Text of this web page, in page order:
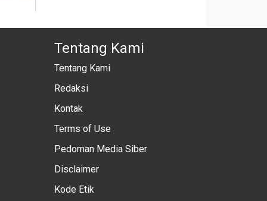
Tentang Kami
Tentang Kami
Redaksi
Kontak
Terms of Use
Pedoman Media Siber
Disclaimer
Kode Etik